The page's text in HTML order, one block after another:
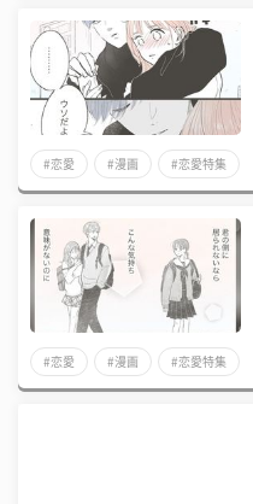
#恋愛 #漫画 #恋愛特集
#恋愛 #漫画 #恋愛特集